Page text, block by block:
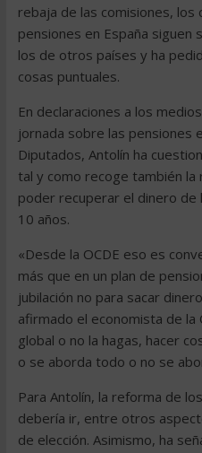
rebaja de las comisiones,
pensiones en España siguen
los de otros países y ha
cosas puntuales.
En declaraciones a los
jornada sobre las pensiones
Diputados, Antolín ha
tal y como recoge también
poder recuperar el dinero de
10 años.
«Desde la OCDE eso es
más que en un plan de
jubilación no para sacar
afirmado el economista de la
global o no la hagas, hacer
o se aborda todo o no se
Para Antolín, la reforma de
debería ir, entre otros
de elección. Asimismo, ha